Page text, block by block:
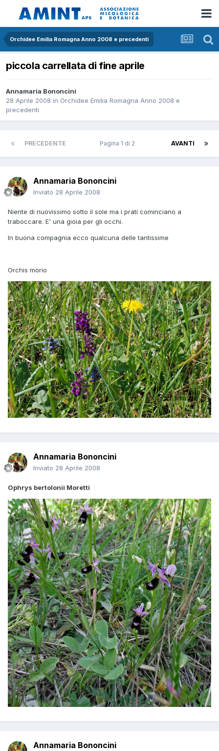
Orchidee Emilia Romagna Anno 2008 e precedenti
piccola carrellata di fine aprile
Annamaria Bononcini
28 Aprile 2008 in Orchidee Emilia Romagna Anno 2008 e
precedenti
PRECEDENTE AVANTI
Pagina 1 di 2
Annamaria Bononcini
Inviato 28 Aprile 2008
Niente di nuovissimo sotto il sole ma i prati cominciano a
traboccare. E' una gioia per gli occhi.
In buona compagnia ecco qualcuna delle tantissime
Orchis morio
Annamaria Bononcini
Inviato 28 Aprile 2008
Ophrys bertolonii Moretti
Annamaria Bononcini